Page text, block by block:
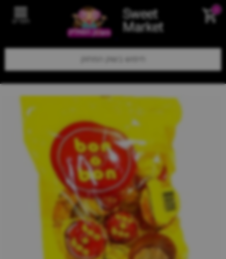
Sweet
Market תפריט